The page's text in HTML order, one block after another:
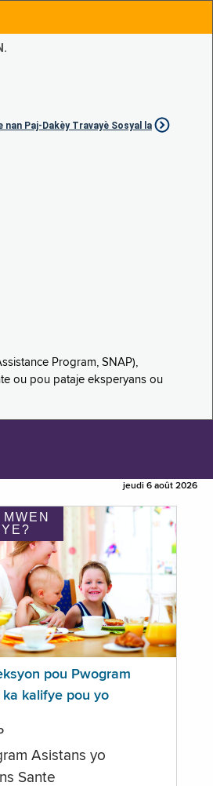
nan Paj-Dakèy Travayè Sosyal la
Program, SNAP),
ou pou pataje eksperyans ou
jeudi 6 août 2026
pou Pwogram
ka kalifye pou yo
Asistans yo
Sante